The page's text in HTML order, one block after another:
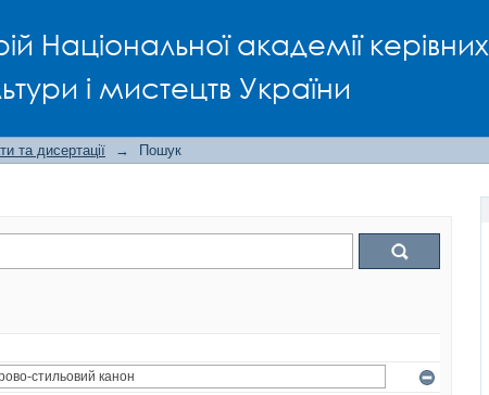
Національної академії керівних
і мистецтв України
та дисертації → Пошук